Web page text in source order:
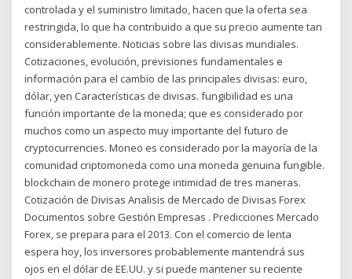
controlada y el suministro limitado, hacen que la oferta sea
restringida, lo que ha contribuido a que su precio aumente tan
considerablemente. Noticias sobre las divisas mundiales.
Cotizaciones, evolución, previsiones fundamentales e
información para el cambio de las principales divisas: euro,
dólar, yen Características de divisas. fungibilidad es una
función importante de la moneda; que es considerado por
muchos como un aspecto muy importante del futuro de
cryptocurrencies. Moneo es considerado por la mayoría de la
comunidad criptomoneda como una moneda genuina fungible.
blockchain de monero protege intimidad de tres maneras.
Cotización de Divisas Analisis de Mercado de Divisas Forex
Documentos sobre Gestión Empresas . Predicciones Mercado
Forex, se prepara para el 2013. Con el comercio de lenta
espera hoy, los inversores probablemente mantendrá sus
ojos en el dólar de EE.UU. y si puede mantener su reciente